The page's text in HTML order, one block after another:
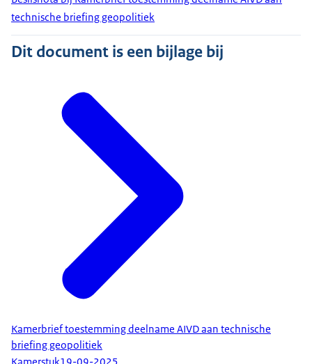
technische briefing geopolitiek
Dit document is een bijlage bij
Kamerbrief toestemming deelname AIVD aan technische
briefing geopolitiek